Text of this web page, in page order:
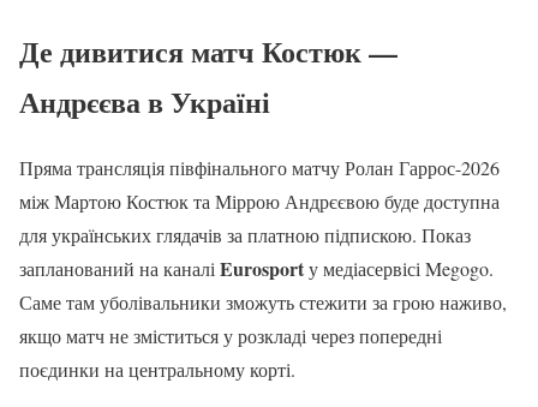
Де дивитися матч Костюк —
Андрєєва в Україні
Пряма трансляція півфінального матчу Ролан Гаррос-2026
між Мартою Костюк та Міррою Андрєєвою буде доступна
для українських глядачів за платною підпискою. Показ
запланований на каналі Eurosportу медіасервісі Megogo.
Саме там уболівальники зможуть стежити за грою наживо,
якщо матч не зміститься у розкладі через попередні
поєдинки на центральному корті.